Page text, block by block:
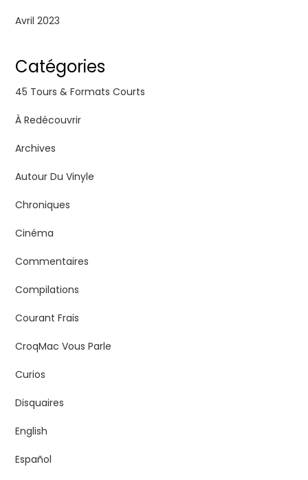
Avril 2023
Catégories
45 Tours & Formats Courts
À Redécouvrir
Archives
Autour Du Vinyle
Chroniques
Cinéma
Commentaires
Compilations
Courant Frais
CroqMac Vous Parle
Curios
Disquaires
English
Español